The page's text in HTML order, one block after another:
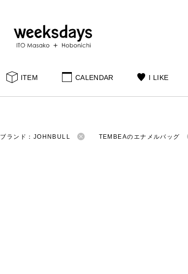
ITEM CALENDAR I LIKE
ブランド：JOHNBULL TEMBEAのエナメルバッグ